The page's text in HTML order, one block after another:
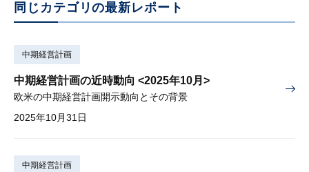
同じカテゴリの最新レポート
中期経営計画
中期経営計画の近時動向 <2025年10月>
欧米の中期経営計画開示動向とその背景
2025年10月31日
中期経営計画